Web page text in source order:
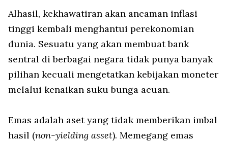
Alhasil, kekhawatiran akan ancaman inflasi
tinggi kembali menghantui perekonomian
dunia. Sesuatu yang akan membuat bank
sentral di berbagai negara tidak punya banyak
pilihan kecuali mengetatkan kebijakan moneter
melalui kenaikan suku bunga acuan.
Emas adalah aset yang tidak memberikan imbal
hasil (non-yielding asset). Memegang emas